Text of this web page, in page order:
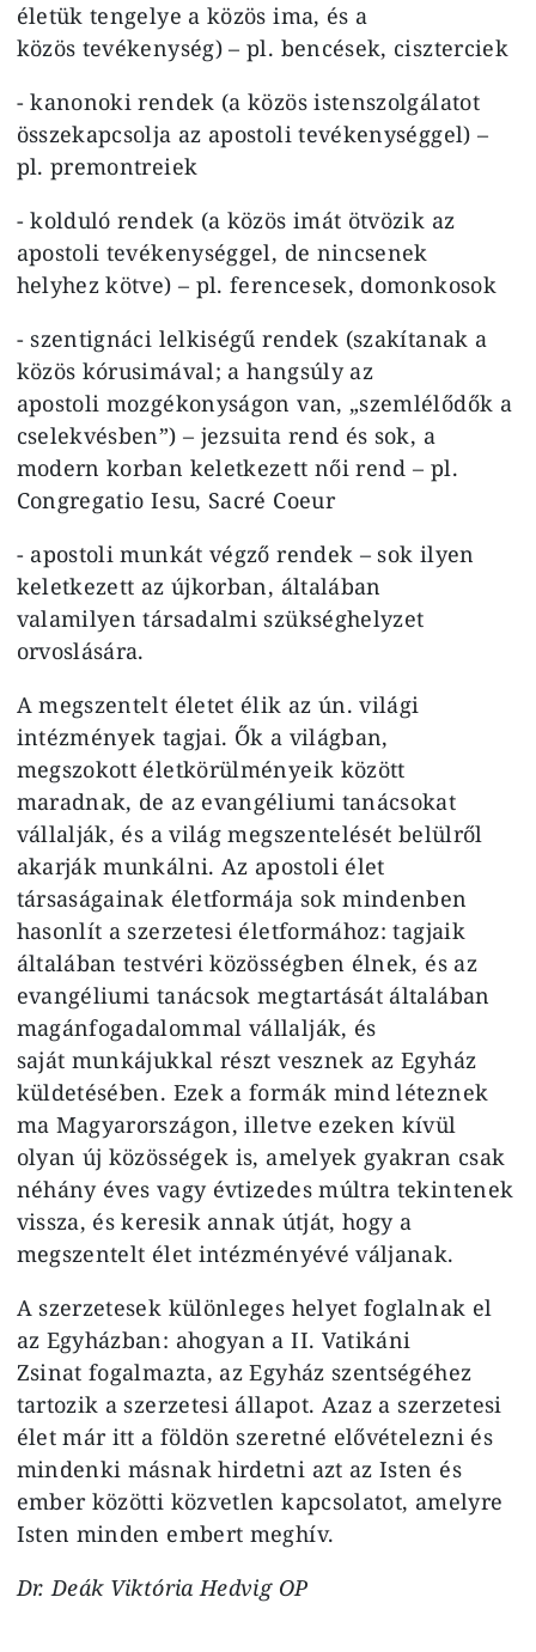
életük tengelye a közös ima, és a
közös tevékenység) – pl. bencések, ciszterciek
- kanonoki rendek (a közös istenszolgálatot
összekapcsolja az apostoli tevékenységgel) –
pl. premontreiek
- kolduló rendek (a közös imát ötvözik az
apostoli tevékenységgel, de nincsenek
helyhez kötve) – pl. ferencesek, domonkosok
- szentignáci lelkiségű rendek (szakítanak a
közös kórusimával; a hangsúly az
apostoli mozgékonyságon van, „szemlélődők a
cselekvésben”) – jezsuita rend és sok, a
modern korban keletkezett női rend – pl.
Congregatio Iesu, Sacré Coeur
- apostoli munkát végző rendek – sok ilyen
keletkezett az újkorban, általában
valamilyen társadalmi szükséghelyzet
orvoslására.
A megszentelt életet élik az ún. világi
intézmények tagjai. Ők a világban,
megszokott életkörülményeik között
maradnak, de az evangéliumi tanácsokat
vállalják, és a világ megszentelését belülről
akarják munkálni. Az apostoli élet
társaságainak életformája sok mindenben
hasonlít a szerzetesi életformához: tagjaik
általában testvéri közösségben élnek, és az
evangéliumi tanácsok megtartását általában
magánfogadalommal vállalják, és
saját munkájukkal részt vesznek az Egyház
küldetésében. Ezek a formák mind léteznek
ma Magyarországon, illetve ezeken kívül
olyan új közösségek is, amelyek gyakran csak
néhány éves vagy évtizedes múltra tekintenek
vissza, és keresik annak útját, hogy a
megszentelt élet intézményévé váljanak.
A szerzetesek különleges helyet foglalnak el
az Egyházban: ahogyan a II. Vatikáni
Zsinat fogalmazta, az Egyház szentségéhez
tartozik a szerzetesi állapot. Azaz a szerzetesi
élet már itt a földön szeretné elővételezni és
mindenki másnak hirdetni azt az Isten és
ember közötti közvetlen kapcsolatot, amelyre
Isten minden embert meghív.
Dr. Deák Viktória Hedvig OP